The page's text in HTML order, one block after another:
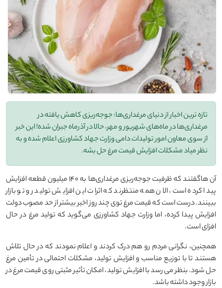
تازه‌ ترین اخبار از دنیای مرغداری‌ها: جوجه‌ریزی کاهش یافته در
مرغداری‌ها در ماه‌های شهریور و مهر، حالا در آذرماه جبران شده! این خبر
از سوی معاون امور تولیدات دامی وزارت جهاد کشاورزی اعلام شده و به
نظر میاد مشکلات افزایش قیمت مرغ حل بشه.
آن هاگفتند که ظرفیت جوجه‌ریزی مرغداری‌ها به ۱۴۰ میلیون قطعه افزایش
پیدا کرده است، الان همه منتظرند که اثرات این افزایش تولید رو تو بازار
ببینند. درست است که قیمت مرغ توی چند روز اخیر بیشتر از حد مصوب دولت
افزایش پیدا کرده، اما وزارت جهاد کشاورزی می‌گوید که تولید مرغ در حال
افزای است.
همچنین، نگرانی مردم رو هم درک کردند و اعلام نمودند که در حال تلاش
هستند تا با توزیع مناسب و افزایش تولید، مشکلات احتمالی در تأمین مرغ
حل شود. بنظر می رسد با افزایش تولید، امکان تأثیر مثبتی روی قیمت مرغ در
بازار وجود داشته باشد.